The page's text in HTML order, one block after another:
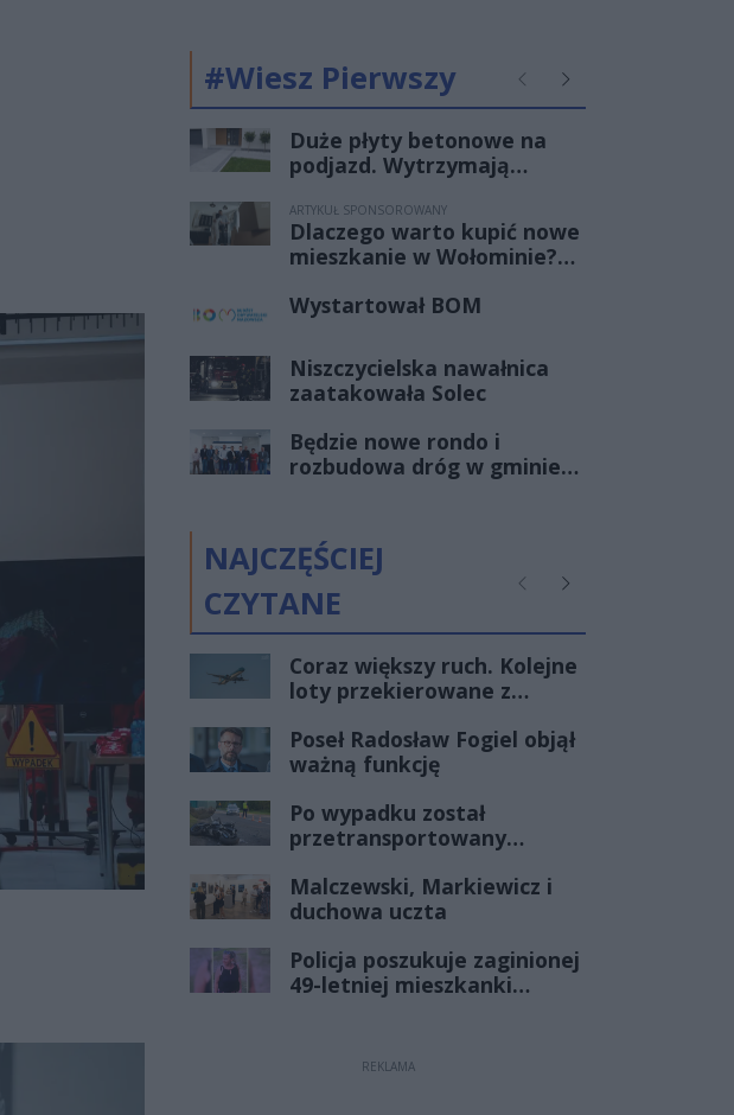
#Wiesz Pierwszy PoprzednieNastępne
Duże płyty betonowe na
podjazd. Wytrzymają
ARTYKUŁ SPONSOROWANY
Dlaczego warto kupić nowe
mieszkanie w Wołominie?
Warszawy
Wystartował BOM
Niszczycielska nawałnica
zaatakowała Solec
Będzie nowe rondo i
rozbudowa dróg w gminie
NAJCZĘŚCIEJ
CZYTANE
PoprzednieNastępne
Coraz większy ruch. Kolejne
loty przekierowane z
Poseł Radosław Fogiel objął
ważną funkcję
Po wypadku został
przetransportowany
Historia mrozi krew w
żyłach
Malczewski, Markiewicz i
duchowa uczta
Policja poszukuje zaginionej
49-letniej mieszkanki
REKLAMA